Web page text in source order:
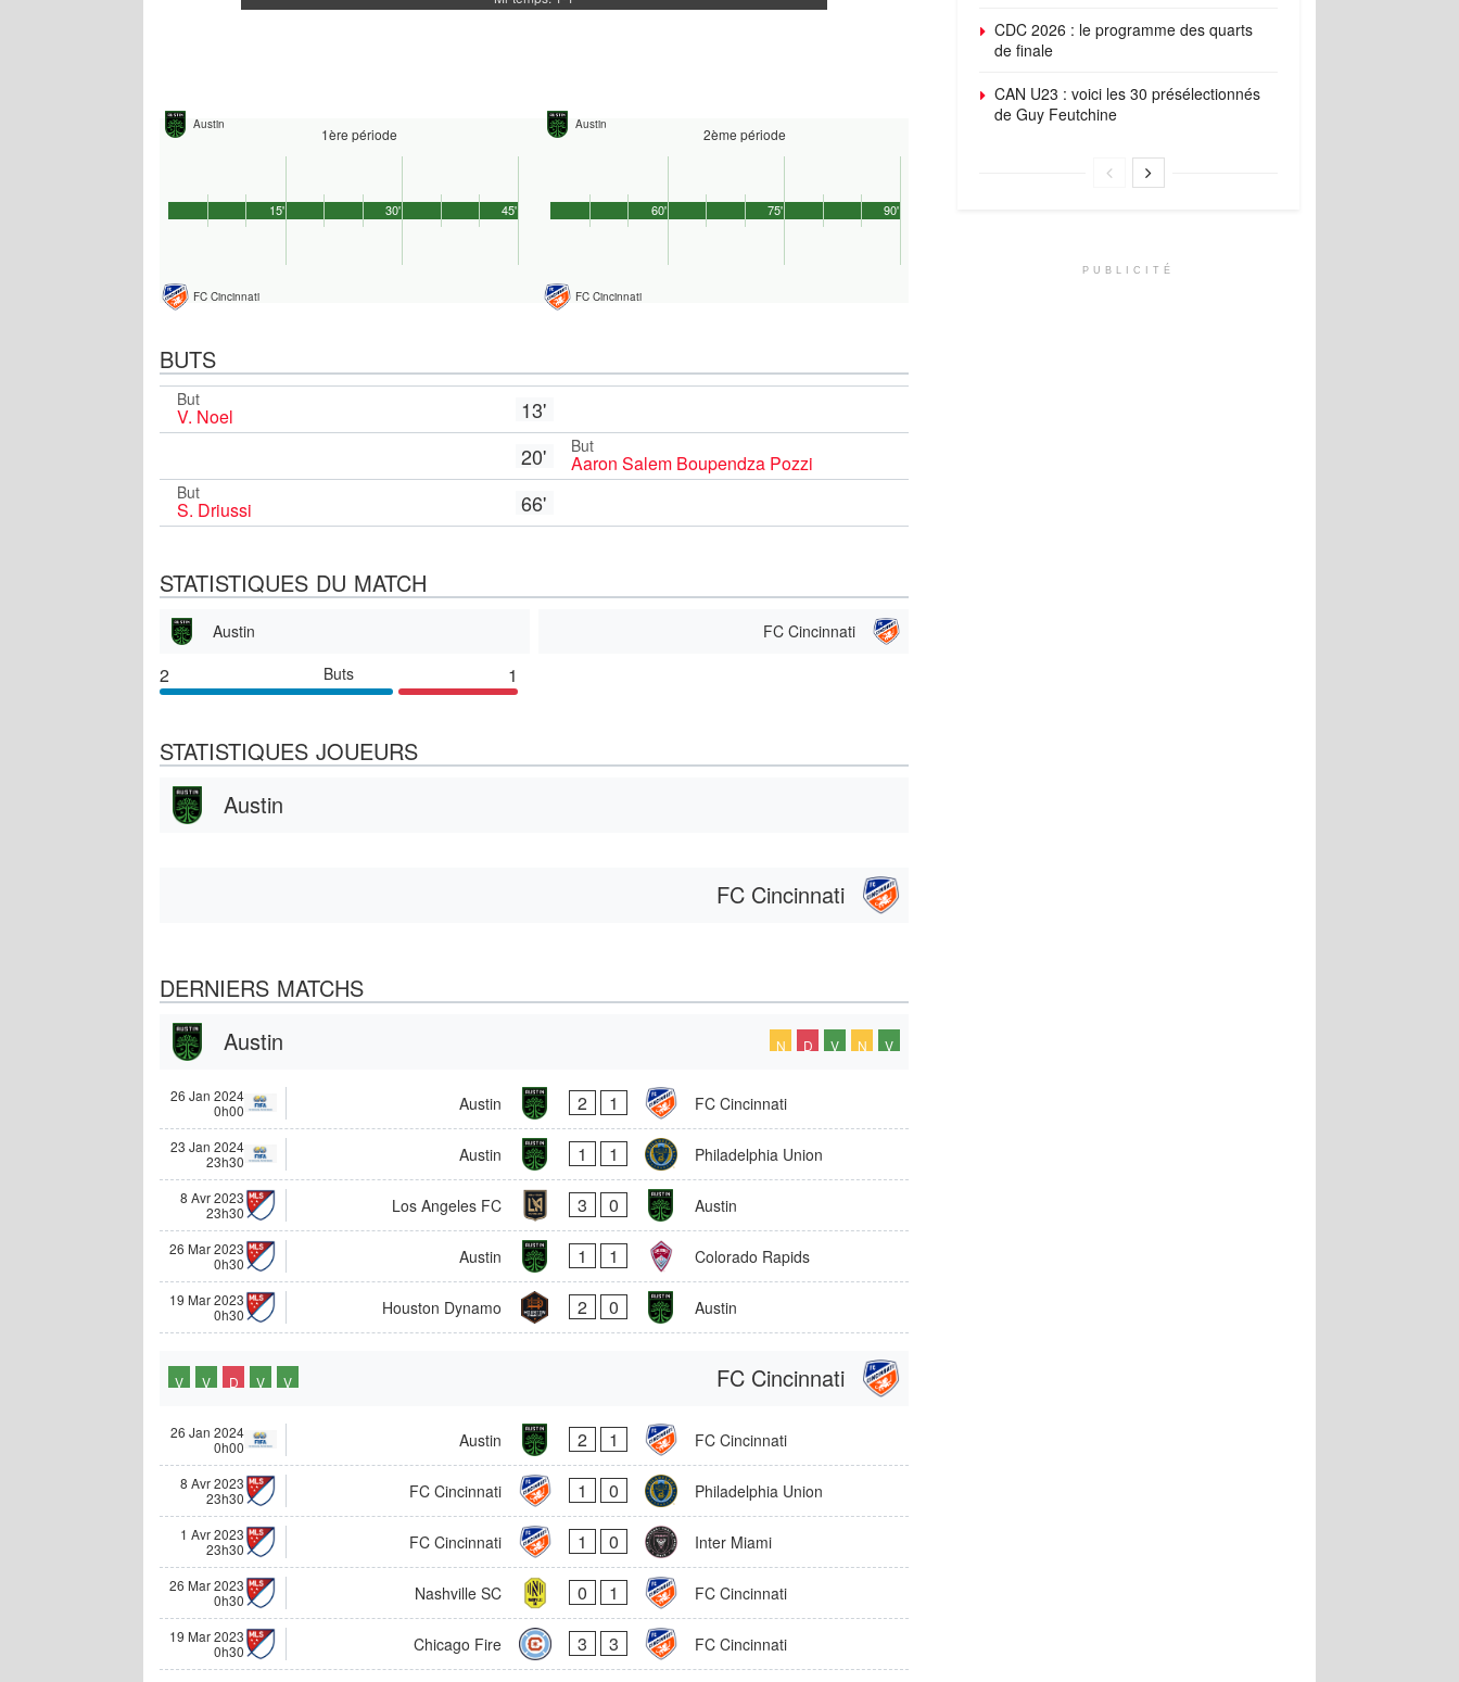
Austin
1ère période
FC Cincinnati
45'
15' 30'
Austin
2ème période
FC Cincinnati
90'
60' 75'
BUTS
But
V. Noel
13'
20'
But
Aaron Salem Boupendza Pozzi
But
S. Driussi 66'
STATISTIQUES DU MATCH
Austin FC Cincinnati
2 Buts 1
STATISTIQUES JOUEURS
Austin
FC Cincinnati
DERNIERS MATCHS
Austin
N D V N V
26 Jan 2024
0h00
Austin 2 1 FC Cincinnati
23 Jan 2024
23h30
Austin 1 1 Philadelphia Union
8 Avr 2023
23h30
Los Angeles FC 3 0 Austin
26 Mar 2023
0h30
Austin 1 1 Colorado Rapids
19 Mar 2023
0h30
Houston Dynamo 2 0 Austin
FC Cincinnati
V V D V V
26 Jan 2024
0h00
Austin 2 1 FC Cincinnati
8 Avr 2023
23h30
FC Cincinnati 1 0 Philadelphia Union
1 Avr 2023
23h30
FC Cincinnati 1 0 Inter Miami
26 Mar 2023
0h30
Nashville SC 0 1 FC Cincinnati
19 Mar 2023
0h30
Chicago Fire 3 3 FC Cincinnati
CDC 2026 : le programme des quarts
de finale
CAN U23 : voici les 30 présélectionnés
de Guy Feutchine
PUBLICITÉ